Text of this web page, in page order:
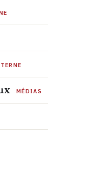
MÉDIAS